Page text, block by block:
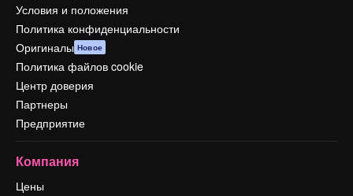
Условия и положения
Политика конфиденциальности
Оригиналы Новое
Политика файлов cookie
Центр доверия
Партнеры
Предприятие
Компания
Цены